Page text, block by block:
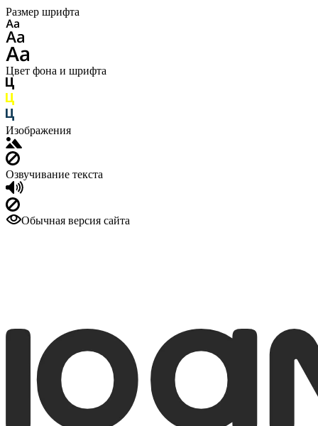
Размер шрифта
Цвет фона и шрифта
Изображения
Озвучивание текста
Обычная версия сайта